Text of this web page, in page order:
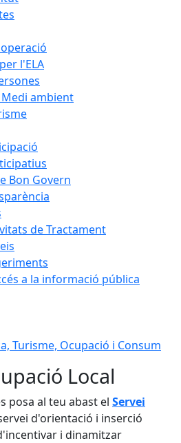
l'ELA
ambient
Bon Govern
de Tractament
a la informació pública
Turisme, Ocupació i Consum
Local
posa al teu abast el Servei
d'orientació i inserció
i dinamitzar